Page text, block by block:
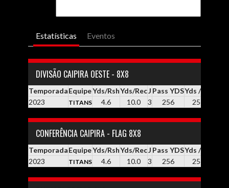
Estatísticas Eventos
DIVISÃO CAIPIRA OESTE - 8X8
TemporadaEquipeYds/RshYds/RecJ Pass YDSYds / Pass
2023
TITANS 4.6 10.0 3 256 256.0
CONFERÊNCIA CAIPIRA - FLAG 8X8
TemporadaEquipeYds/RshYds/RecJ Pass YDSYds / Pass
2023
TITANS 4.6 10.0 3 256 256.0